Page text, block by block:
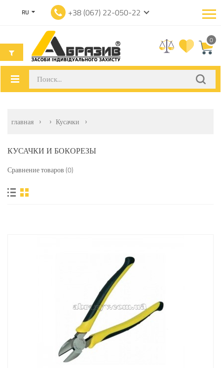
RU +38 (067) 22-050-22
0
главная Кусачки
КУСАЧКИ И БОКОРЕЗЫ
Сравнение товаров (0)